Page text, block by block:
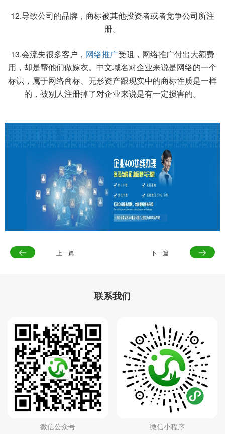
12.导致公司的品牌，商标被其他投资者或者竞争公司所注
册。
13.会流失很多客户， 网络推广受阻，网络推广付出大额费
用，却是帮他们做嫁衣。中文域名对企业来说是网络的一个
标识，属于网络商标、无形资产跟现实中的商标性质是一样
的，被别人注册掉了对企业来说是有一定损害的。
上一篇 下一篇
联系我们
微信公众号 微信小程序